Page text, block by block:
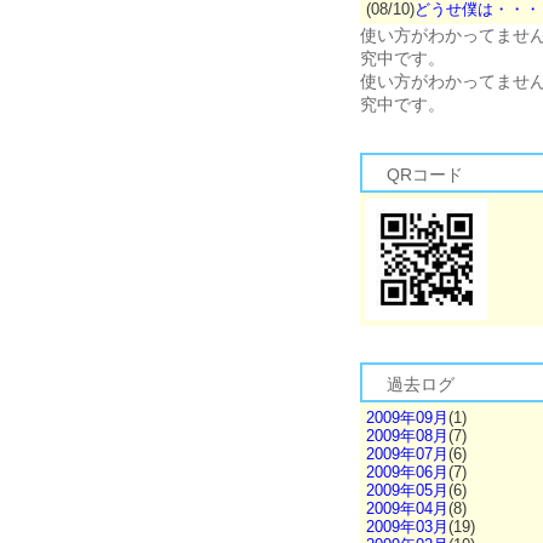
(08/10)どうせ僕は・・・
使い方がわかってませ
究中です。
使い方がわかってませ
究中です。
QRコード
過去ログ
2009年09月 (1)
2009年08月 (7)
2009年07月 (6)
2009年06月 (7)
2009年05月 (6)
2009年04月 (8)
2009年03月 (19)